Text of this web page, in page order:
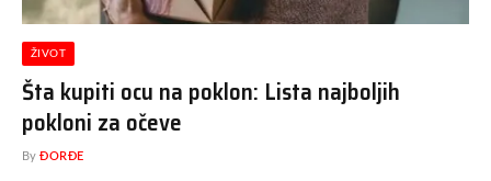
ŽIVOT
Šta kupiti ocu na poklon: Lista najboljih
pokloni za očeve
By ĐORĐE